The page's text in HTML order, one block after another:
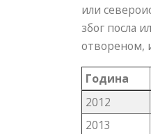
или
због посла
отвореном,
Година
2012
2013